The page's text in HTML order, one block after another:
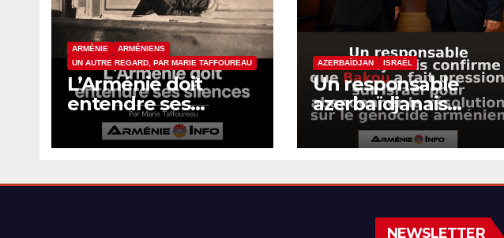
ARMÉNIE
ARMÉNIENS
UN AUTRE REGARD, PAR MARIE TAFFOUREAU
L’Arménie doit
entendre ses
silences
AZERBAÏDJAN ISRAËL
Un responsable
azerbaïdjanais
confirme que Bakou
a fait pression sur
abandonner la
génocide arménien
NEWSLETTER